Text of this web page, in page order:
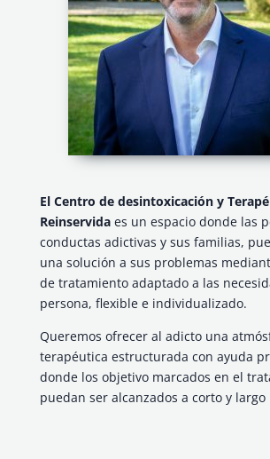
El Centro de desintoxicación y
Reinservidaes un espacio donde las
conductas adictivas y sus familias,
una solución a sus problemas
de tratamiento adaptado a las
persona, flexible e individualizado.
Queremos ofrecer al adicto una
terapéutica estructurada con ayuda
donde los objetivo marcados en el
puedan ser alcanzados a corto y largo